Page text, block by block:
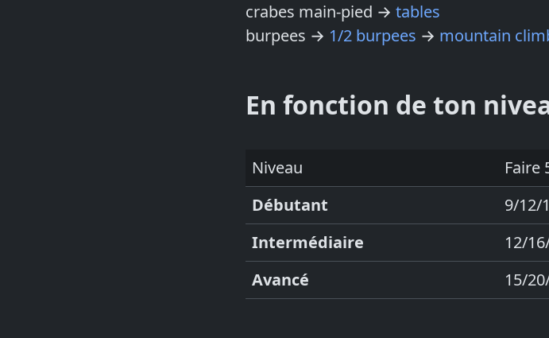
crabes main-pied →tables
burpees → 1/2 burpees → mountain
En fonction de ton
Niveau
Faire
Débutant
9/12/
Intermédiaire
12/
Avancé
15/